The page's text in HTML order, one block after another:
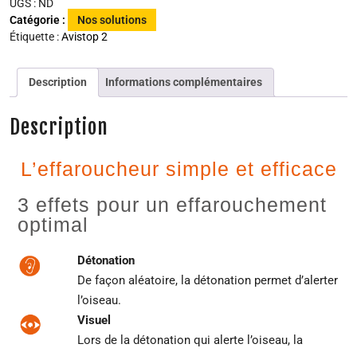
UGS : ND
Catégorie :
Nos solutions
Étiquette :Avistop 2
Description Informations complémentaires
Description
L’effaroucheur simple et efficace
3 effets pour un effarouchement
optimal
Détonation
De façon aléatoire, la détonation permet d’alerter
l’oiseau.
Visuel
Lors de la détonation qui alerte l’oiseau, la